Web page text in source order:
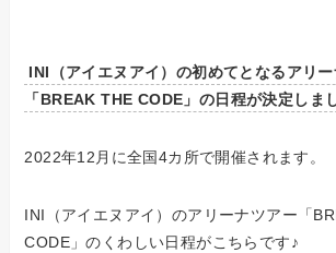
INI（アイエヌアイ）の初めてとなるアリ
「BREAK THE CODE」の日程が決定しま
2022年12月に全国4カ所で開催されます。
INI（アイエヌアイ）のアリーナツアー「
CODE」のくわしい日程がこちらです♪